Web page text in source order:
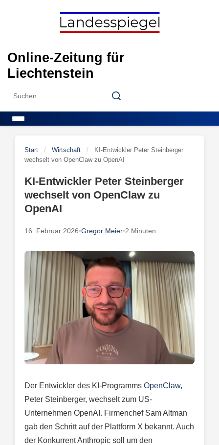
Online-Zeitung für
Liechtenstein
Search
Search
Start / Wirtschaft /
KI-Entwickler Peter Steinberger
wechselt von OpenClaw zu OpenAI
KI-Entwickler Peter Steinberger
wechselt von OpenClaw zu
OpenAI
16. Februar 2026•Gregor Meier•2 Minuten
Der Entwickler des KI-Programms OpenClaw,
Peter Steinberger, wechselt zum US-
Unternehmen OpenAI. Firmenchef Sam Altman
gab den Schritt auf der Plattform X bekannt. Auch
der Konkurrent Anthropic soll um den